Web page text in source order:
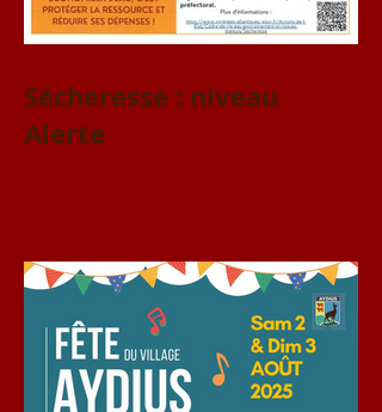
Sécheresse : niveau
Alerte